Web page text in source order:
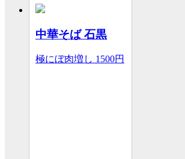
中華そば 石黒
極にぼ肉増し 1500円